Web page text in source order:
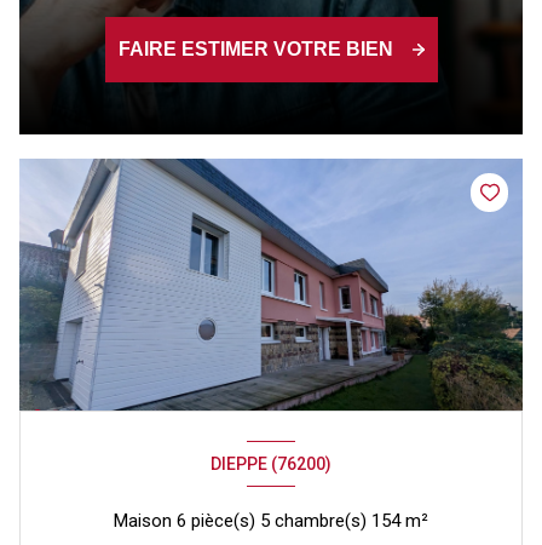
FAIRE ESTIMER VOTRE BIEN
DIEPPE (76200)
Maison 6 pièce(s) 5 chambre(s) 154 m²